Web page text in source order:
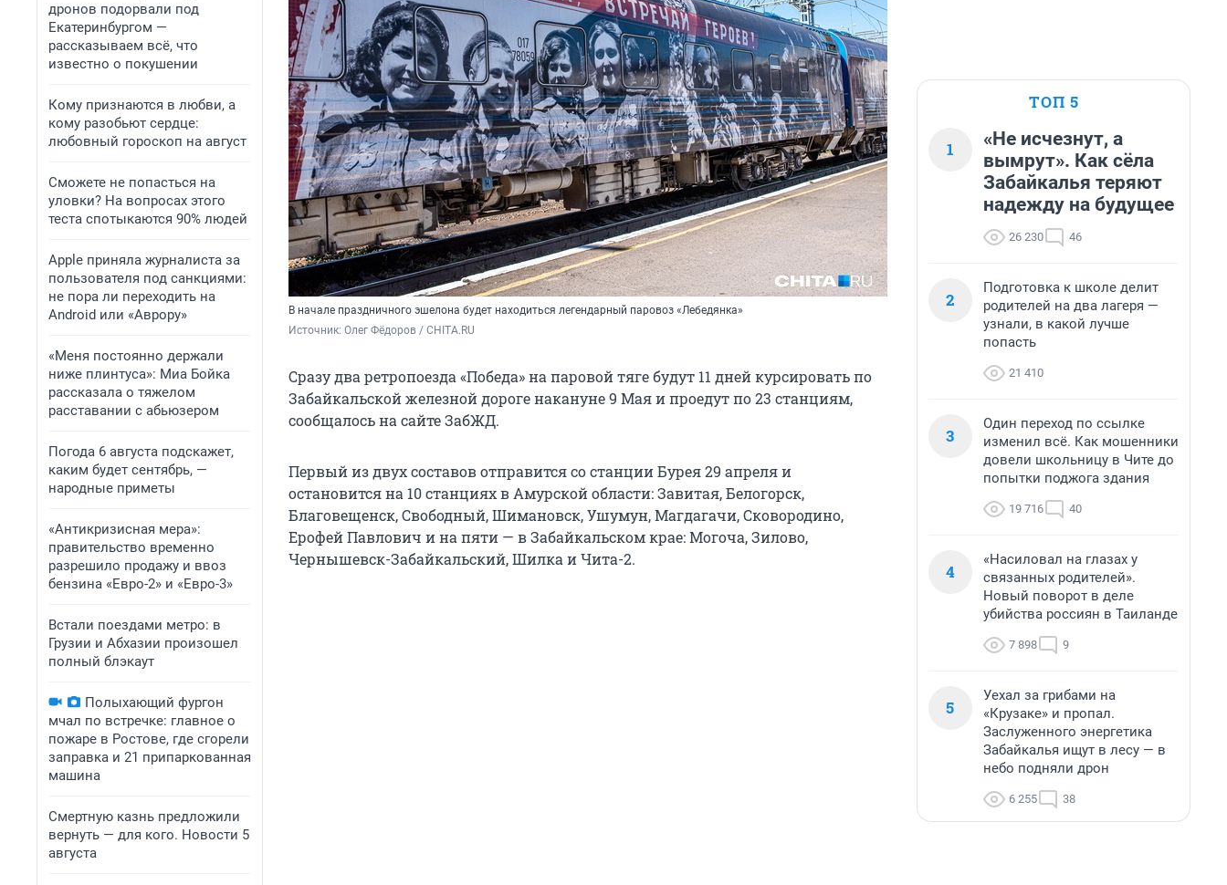
дронов подорвали под
Екатеринбургом —
рассказываем всё, что
известно о покушении
Кому признаются в любви, а
кому разобьют сердце:
любовный гороскоп на август
Сможете не попасться на
уловки? На вопросах этого
теста спотыкаются 90% людей
Apple приняла журналиста за
пользователя под санкциями:
не пора ли переходить на
Android или «Аврору»
«Меня постоянно держали
ниже плинтуса»: Миа Бойка
рассказала о тяжелом
расставании с абьюзером
Погода 6 августа подскажет,
каким будет сентябрь, —
народные приметы
«Антикризисная мера»:
правительство временно
разрешило продажу и ввоз
бензина «Евро-2» и «Евро-3»
Встали поездами метро: в
Грузии и Абхазии произошел
полный блэкаут
Полыхающий фургон
мчал по встречке: главное о
пожаре в Ростове, где сгорели
заправка и 21 припаркованная
машина
Смертную казнь предложили
вернуть — для кого. Новости 5
августа
В начале праздничного эшелона будет находиться легендарный паровоз «Лебедянка»
Источник: Олег Фёдоров / CHITA.RU
Сразу два ретропоезда «Победа» на паровой тяге будут 11 дней курсировать по
Забайкальской железной дороге накануне 9 Мая и проедут по 23 станциям,
сообщалось на сайте ЗабЖД.
Первый из двух составов отправится со станции Бурея 29 апреля и
остановится на 10 станциях в Амурской области: Завитая, Белогорск,
Благовещенск, Свободный, Шимановск, Ушумун, Магдагачи, Сковородино,
Ерофей Павлович и на пяти — в Забайкальском крае: Могоча, Зилово,
Чернышевск-Забайкальский, Шилка и Чита-2.
ТОП 5
1
«Не исчезнут, а
вымрут». Как сёла
Забайкалья теряют
надежду на будущее
26 230 46
2
Подготовка к школе делит
родителей на два лагеря —
узнали, в какой лучше
попасть
21 410
3
Один переход по ссылке
изменил всё. Как мошенники
довели школьницу в Чите до
попытки поджога здания
19 716 40
4
«Насиловал на глазах у
связанных родителей».
Новый поворот в деле
убийства россиян в Таиланде
7 898 9
5
Уехал за грибами на
«Крузаке» и пропал.
Заслуженного энергетика
Забайкалья ищут в лесу — в
небо подняли дрон
6 255 38